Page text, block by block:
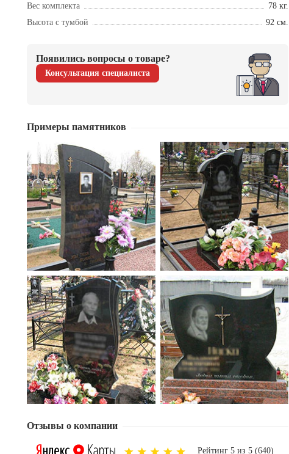
Вес комплекта
78 кг.
Высота с тумбой
92 см.
Появились вопросы о товаре?
Консультация специалиста
Примеры памятников
Отзывы о компании
Рейтинг 5 из 5 (640)